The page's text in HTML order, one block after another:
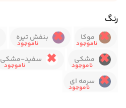
رنگ
موکا بنفش تیره
مشکی
سفید-مشکی
سرمه ای